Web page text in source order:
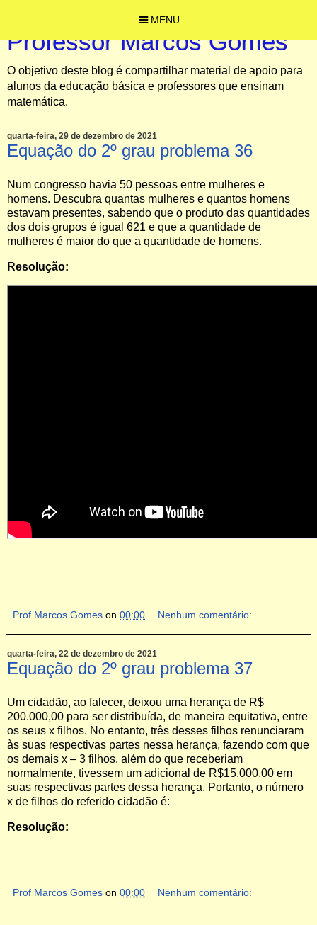
MENU
Professor Marcos Gomes
O objetivo deste blog é compartilhar material de apoio para
alunos da educação básica e professores que ensinam
matemática.
quarta-feira, 29 de dezembro de 2021
Equação do 2º grau problema 36
Num congresso havia 50 pessoas entre mulheres e
homens. Descubra quantas mulheres e quantos homens
estavam presentes, sabendo que o produto das quantidades
dos dois grupos é igual 621 e que a quantidade de
mulheres é maior do que a quantidade de homens.
Resolução:
Prof Marcos Gomes on 00:00 Nenhum comentário:
quarta-feira, 22 de dezembro de 2021
Equação do 2º grau problema 37
Um cidadão, ao falecer, deixou uma herança de R$
200.000,00 para ser distribuída, de maneira equitativa, entre
os seus x filhos. No entanto, três desses filhos renunciaram
às suas respectivas partes nessa herança, fazendo com que
os demais x – 3 filhos, além do que receberiam
normalmente, tivessem um adicional de R$15.000,00 em
suas respectivas partes dessa herança. Portanto, o número
x de filhos do referido cidadão é:
Resolução:
Prof Marcos Gomes on 00:00 Nenhum comentário: